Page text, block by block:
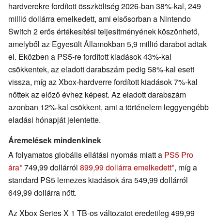
hardverekre fordított összköltség 2026-ban 38%-kal, 249
millió dollárra emelkedett, ami elsősorban a Nintendo
Switch 2 erős értékesítési teljesítményének köszönhető,
amelyből az Egyesült Államokban 5,9 millió darabot adtak
el. Eközben a PS5-re fordított kiadások 43%-kal
csökkentek, az eladott darabszám pedig 58%-kal esett
vissza, míg az Xbox-hardverre fordított kiadások 7%-kal
nőttek az előző évhez képest. Az eladott darabszám
azonban 12%-kal csökkent, ami a történelem leggyengébb
eladási hónapját jelentette.
Áremelések mindenkinek
A folyamatos globális ellátási nyomás miatt a PS5 Pro
ára 749,99 dollárról 899,99 dollárra emelkedett , míg a
standard PS5 lemezes kiadások ára 549,99 dollárról
649,99 dollárra nőtt.
Az Xbox Series X 1 TB-os változatot eredetileg 499,99